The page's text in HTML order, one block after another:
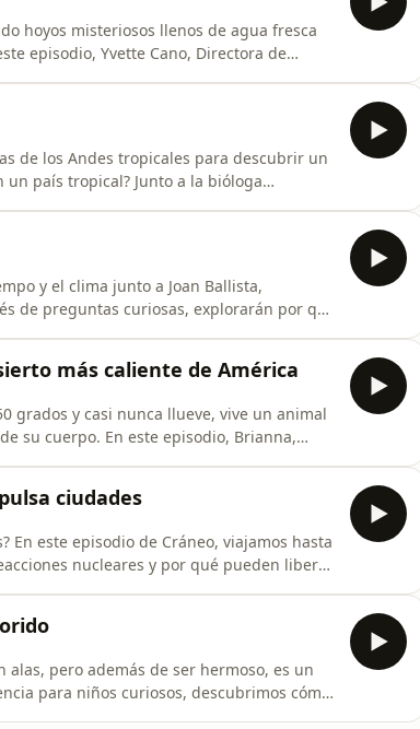
hoyos misteriosos llenos de agua fresca
episodio, Yvette Cano, Directora de
de los Andes tropicales para descubrir un
país tropical? Junto a la bióloga
y el clima junto a Joan Ballista,
de preguntas curiosas, explorarán por qué
más caliente de América
grados y casi nunca llueve, vive un animal
su cuerpo. En este episodio, Brianna,
ciudades
En este episodio de Cráneo, viajamos hasta
nucleares y por qué pueden liberar
pero además de ser hermoso, es un
para niños curiosos, descubrimos cómo